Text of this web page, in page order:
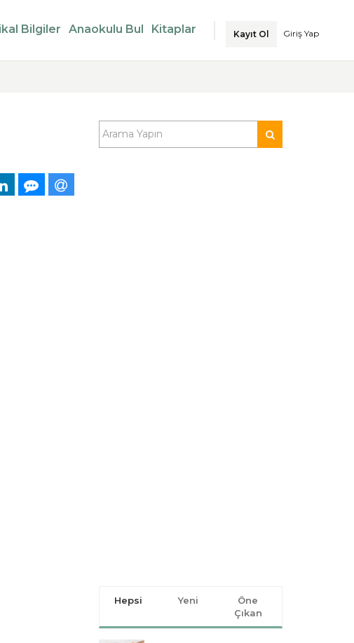
Bilgiler Anaokulu Bul Kitaplar Kayıt Ol Giriş Yap
Hepsi Yeni
Öne
Çıkan